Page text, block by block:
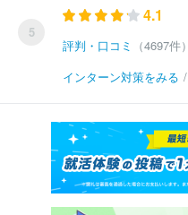
5
4.1
評判・口コミ
（4697件）
インターン対策をみる /